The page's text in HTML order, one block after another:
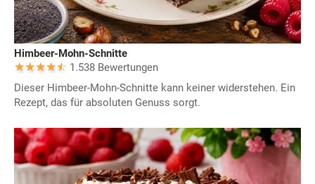
Himbeer-Mohn-Schnitte
1.538 Bewertungen
Dieser Himbeer-Mohn-Schnitte kann keiner widerstehen. Ein
Rezept, das für absoluten Genuss sorgt.